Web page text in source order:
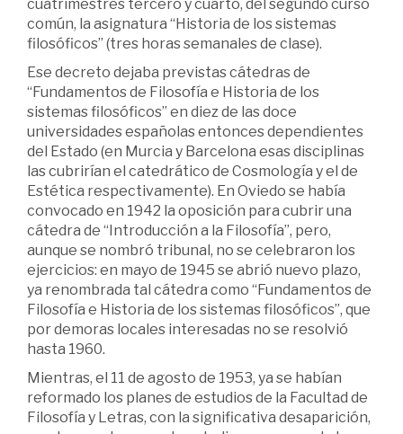
cuatrimestres tercero y cuarto, del segundo curso
común, la asignatura “Historia de los sistemas
filosóficos” (tres horas semanales de clase).
Ese decreto dejaba previstas cátedras de
“Fundamentos de Filosofía e Historia de los
sistemas filosóficos” en diez de las doce
universidades españolas entonces dependientes
del Estado (en Murcia y Barcelona esas disciplinas
las cubrirían el catedrático de Cosmología y el de
Estética respectivamente). En Oviedo se había
convocado en 1942 la oposición para cubrir una
cátedra de “Introducción a la Filosofía”, pero,
aunque se nombró tribunal, no se celebraron los
ejercicios: en mayo de 1945 se abrió nuevo plazo,
ya renombrada tal cátedra como “Fundamentos de
Filosofía e Historia de los sistemas filosóficos”, que
por demoras locales interesadas no se resolvió
hasta 1960.
Mientras, el 11 de agosto de 1953, ya se habían
reformado los planes de estudios de la Facultad de
Filosofía y Letras, con la significativa desaparición,